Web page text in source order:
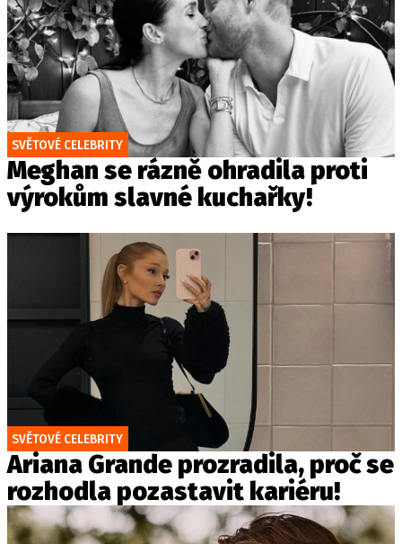
SVĚTOVÉ CELEBRITY
Meghan se rázně ohradila proti
výrokům slavné kuchařky!
SVĚTOVÉ CELEBRITY
Ariana Grande prozradila, proč se
rozhodla pozastavit kariéru!